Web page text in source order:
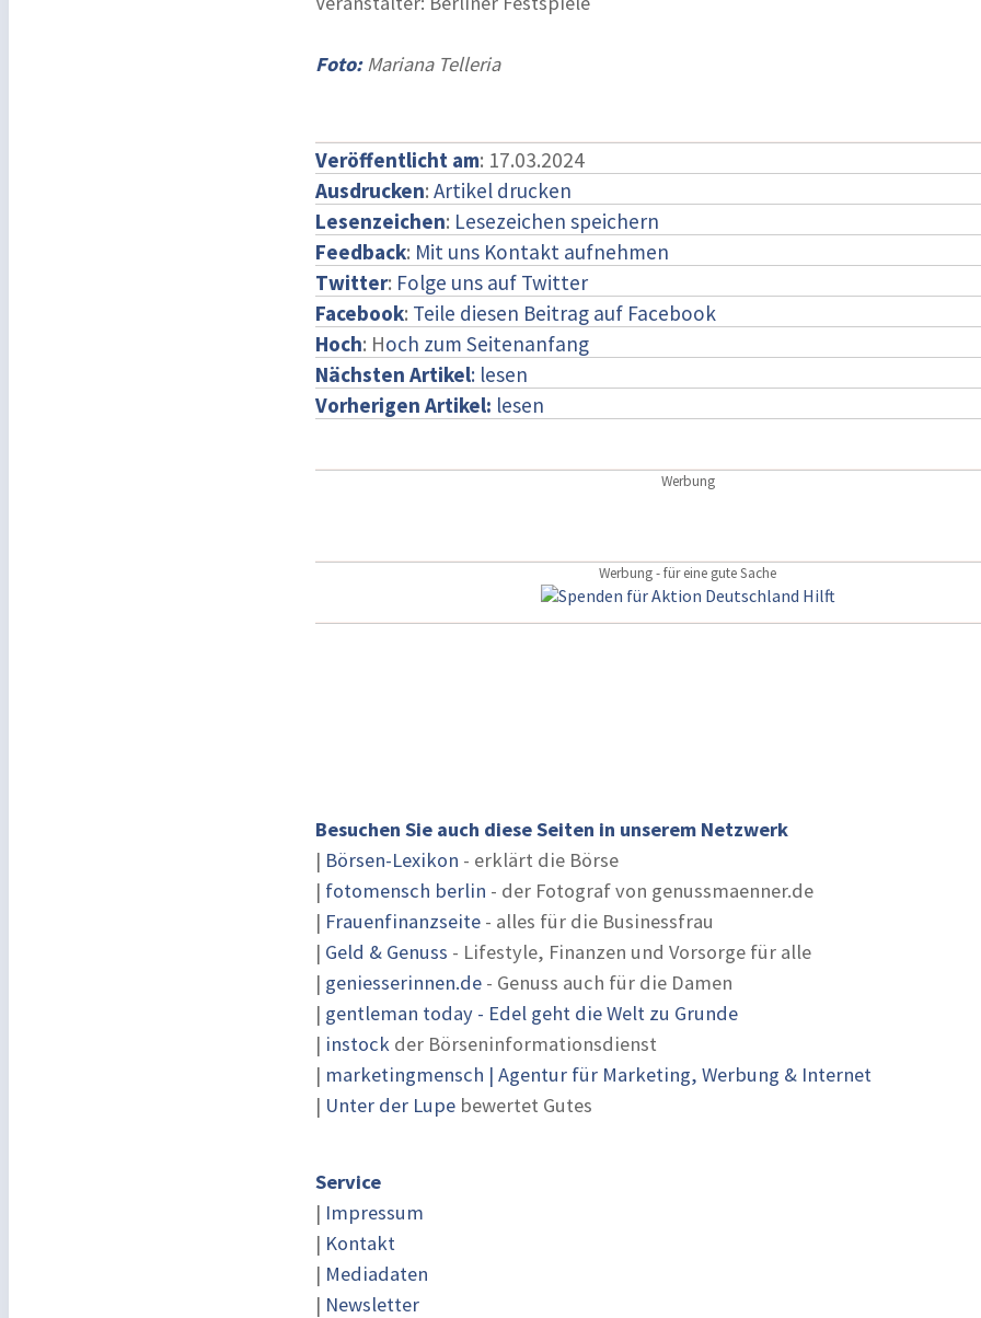
Foto:Mariana Telleria
Veröffentlicht am: 17.03.2024
Ausdrucken: Artikel drucken
Lesenzeichen: Lesezeichen speichern
Feedback: Mit uns Kontakt aufnehmen
Twitter: Folge uns auf Twitter
Facebook: Teile diesen Beitrag auf Facebook
Hoch: Hoch zum Seitenanfang
Nächsten Artikel: lesen
Vorherigen Artikel: lesen
Werbung
Werbung - für eine gute Sache
Besuchen Sie auch diese Seiten in unserem Netzwerk
| Börsen-Lexikon - erklärt die Börse
| fotomensch berlin - der Fotograf von genussmaenner.de
| Frauenfinanzseite - alles für die Businessfrau
| Geld & Genuss - Lifestyle, Finanzen und Vorsorge für alle
| geniesserinnen.de - Genuss auch für die Damen
| gentleman today - Edel geht die Welt zu Grunde
| instock der Börseninformationsdienst
| marketingmensch | Agentur für Marketing, Werbung & Internet
| Unter der Lupe bewertet Gutes
Service
| Impressum
| Kontakt
| Mediadaten
| Newsletter